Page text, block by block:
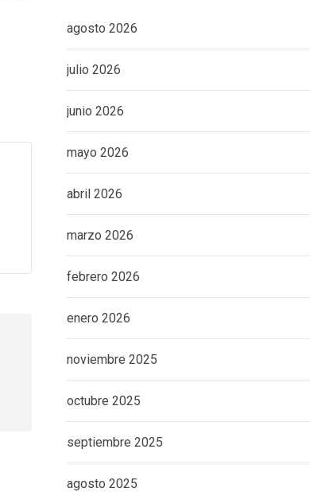
agosto 2026
julio 2026
junio 2026
mayo 2026
abril 2026
marzo 2026
febrero 2026
enero 2026
noviembre 2025
octubre 2025
septiembre 2025
agosto 2025